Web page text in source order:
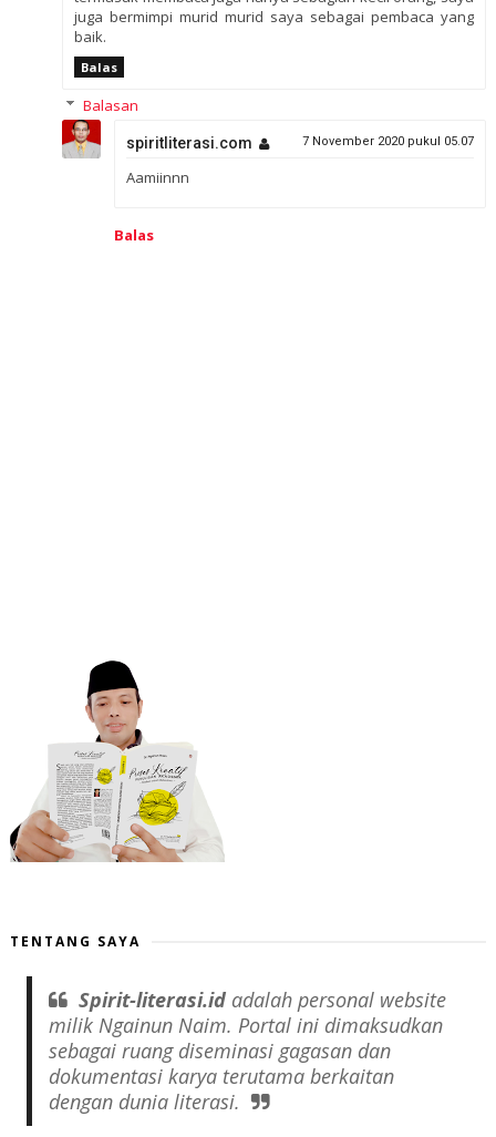
juga bermimpi murid murid saya sebagai pembaca yang
baik.
Balas
Balasan
spiritliterasi.com 7 November 2020 pukul 05.07
Aamiinnn
Balas
TENTANG SAYA
Spirit-literasi.idadalah personal website
milik Ngainun Naim. Portal ini dimaksudkan
sebagai ruang diseminasi gagasan dan
dokumentasi karya terutama berkaitan
dengan dunia literasi.